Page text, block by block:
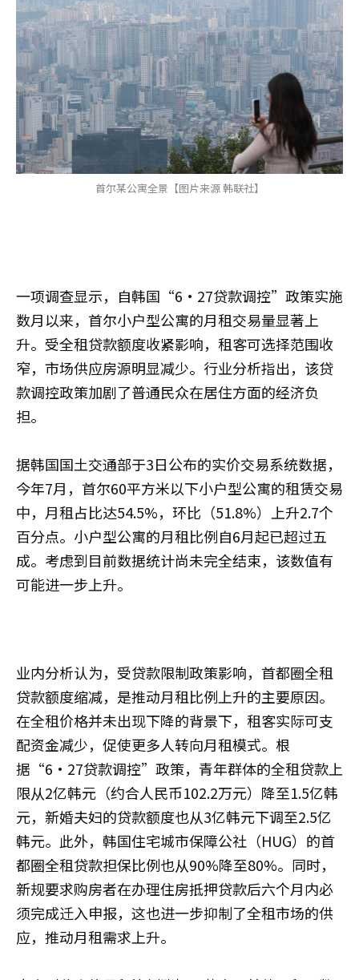
首尔某公寓全景【图片来源 韩联社】
一项调查显示，自韩国“6·27贷款调控”政策实施
数月以来，首尔小户型公寓的月租交易量显著上
升。受全租贷款额度收紧影响，租客可选择范围收
窄，市场供应房源明显减少。行业分析指出，该贷
款调控政策加剧了普通民众在居住方面的经济负
担。
据韩国国土交通部于3日公布的实价交易系统数据，
今年7月，首尔60平方米以下小户型公寓的租赁交易
中，月租占比达54.5%，环比（51.8%）上升2.7个
百分点。小户型公寓的月租比例自6月起已超过五
成。考虑到目前数据统计尚未完全结束，该数值有
可能进一步上升。
业内分析认为，受贷款限制政策影响，首都圈全租
贷款额度缩减，是推动月租比例上升的主要原因。
在全租价格并未出现下降的背景下，租客实际可支
配资金减少，促使更多人转向月租模式。根
据“6·27贷款调控”政策，青年群体的全租贷款上
限从2亿韩元（约合人民币102.2万元）降至1.5亿韩
元，新婚夫妇的贷款额度也从3亿韩元下调至2.5亿
韩元。此外，韩国住宅城市保障公社（HUG）的首
都圈全租贷款担保比例也从90%降至80%。同时，
新规要求购房者在办理住房抵押贷款后六个月内必
须完成迁入申报，这也进一步抑制了全租市场的供
应，推动月租需求上升。